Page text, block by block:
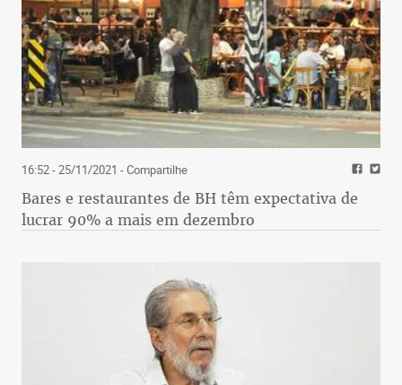
16:52 - 25/11/2021 - Compartilhe
Bares e restaurantes de BH têm expectativa de
lucrar 90% a mais em dezembro